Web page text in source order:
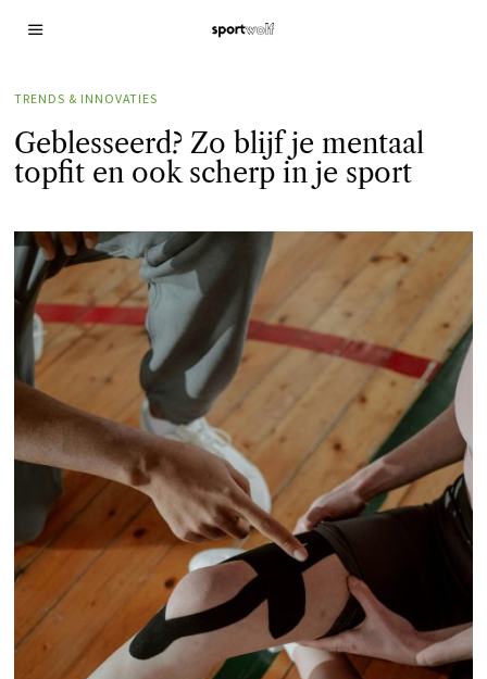
TRENDS & INNOVATIES
Geblesseerd? Zo blijf je mentaal
topfit en ook scherp in je sport